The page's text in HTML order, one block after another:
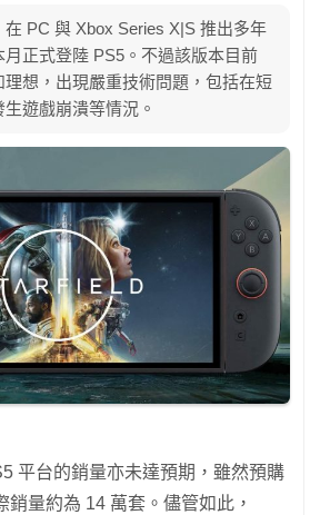
在 PC 與 Xbox Series X|S 推出多年
月正式登陸 PS5。不過該版本目前
理想，出現嚴重技術問題，包括在短
生遊戲崩潰等情況。
平台的銷量亦未達預期，雖然預購
銷量約為 14 萬套。儘管如此，